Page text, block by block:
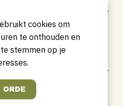
en energiebesparende
opleiding of relevante
kennis van elektriciteit, sanitair,
management, vastgoed of
troef
ingesteld en werkt graag op het
cookies om
te onthouden en
stemmen op je